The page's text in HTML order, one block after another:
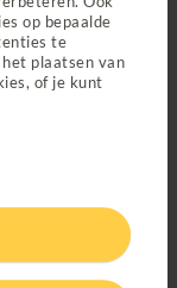
op bepaalde
te
plaatsen van
of je kunt
eigen